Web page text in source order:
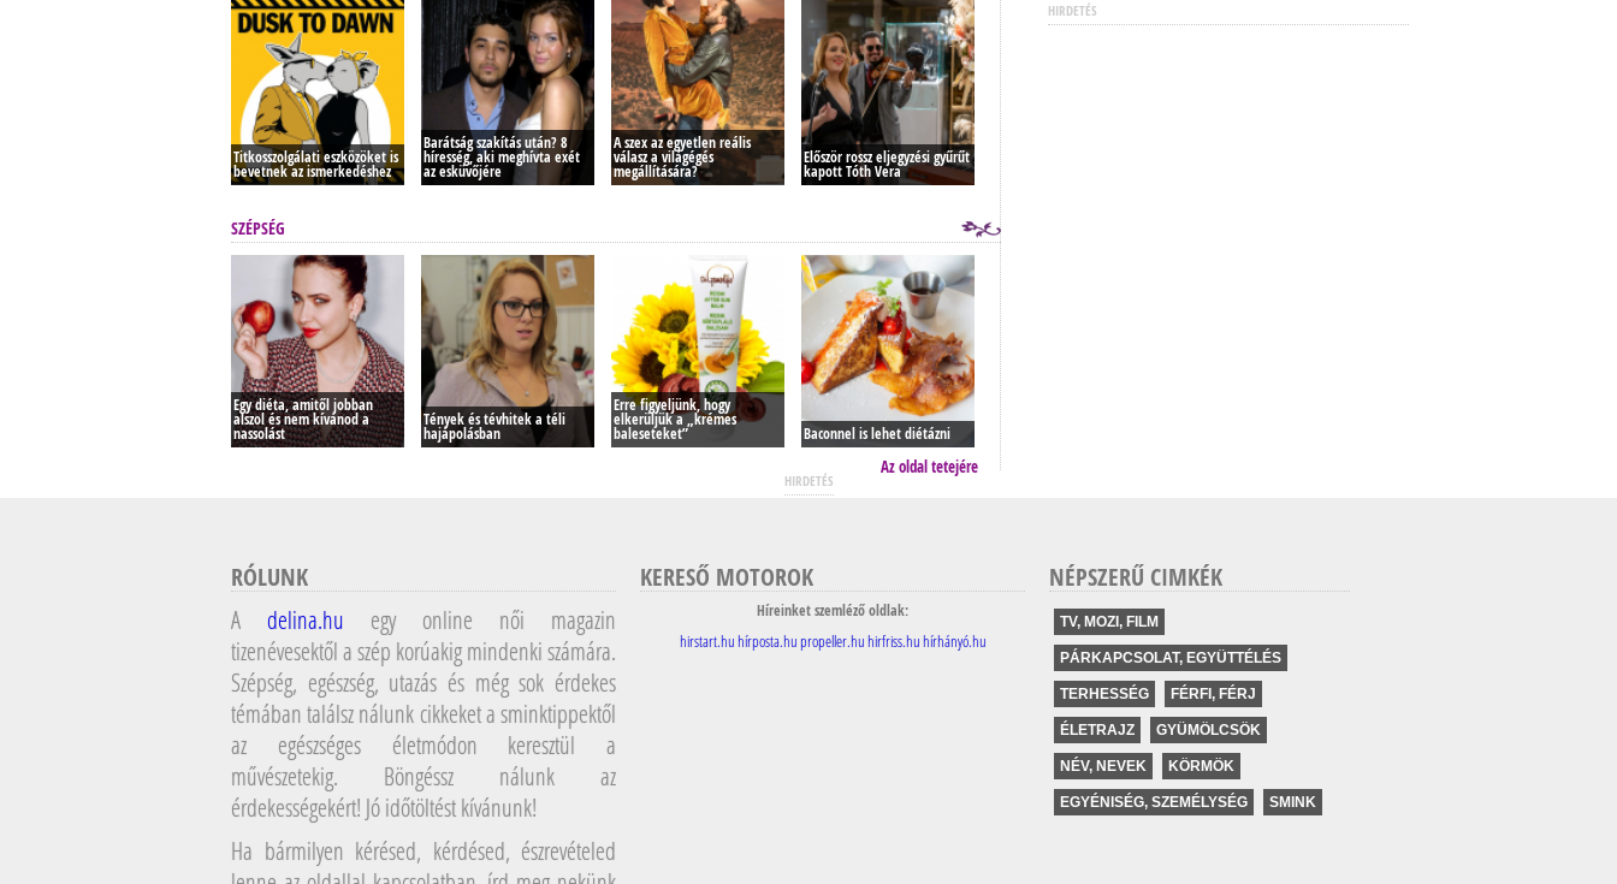
Titkosszolgálati eszközöket is
bevetnek az ismerkedéshez
Barátság szakítás után? 8
híresség, aki meghívta exét
az esküvőjére
A szex az egyetlen reális
válasz a világégés
megállítására?
Először rossz eljegyzési gyűrűt
kapott Tóth Vera
SZÉPSÉG
Egy diéta, amitől jobban
alszol és nem kívánod a
nassolást
Tények és tévhitek a téli
hajápolásban
Erre figyeljünk, hogy
elkerüljük a „krémes
baleseteket” Baconnel is lehet diétázni
HIRDETÉS
Az oldal tetejére
HIRDETÉS
RÓLUNK
A delina.hu egy online női magazin
tizenévesektől a szép korúakig mindenki számára.
Szépség, egészség, utazás és még sok érdekes
témában találsz nálunk cikkeket a sminktippektől
az egészséges életmódon keresztül a
művészetekig. Böngéssz nálunk az
érdekességekért! Jó időtöltést kívánunk!
Ha bármilyen kérésed, kérdésed, észrevételed
KERESŐ MOTOROK
Híreinket szemléző oldlak:
hirstart.huhírposta.hupropeller.huhirfriss.huhírhányó.hu
NÉPSZERŰ CIMKÉK
TV, MOZI, FILM
PÁRKAPCSOLAT, EGYÜTTÉLÉS
TERHESSÉG FÉRFI, FÉRJ
ÉLETRAJZ GYÜMÖLCSÖK
NÉV, NEVEK KÖRMÖK
EGYÉNISÉG, SZEMÉLYSÉG SMINK